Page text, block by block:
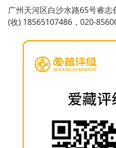
广州天河区白沙水路65号睿
(收) 18565107486，020-